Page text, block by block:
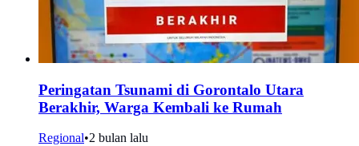
Peringatan Tsunami di Gorontalo Utara
Berakhir, Warga Kembali ke Rumah
Regional•2 bulan lalu